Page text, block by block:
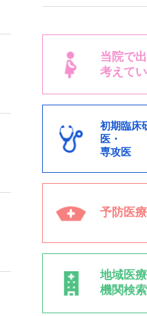
当院で
考えて
初期臨床
医・
専攻医
予防医療
地域医療
機関検索